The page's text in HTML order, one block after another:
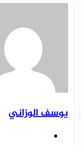
يوسف الوزاني